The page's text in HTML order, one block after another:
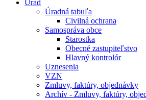
Úrad
Úradná tabuľa
Civilná ochrana
Samospráva obce
Starostka
Obecné zastupiteľstvo
Hlavný kontrolór
Uznesenia
VZN
Zmluvy, faktúry, objednávky
Archív - Zmluvy, faktúry,